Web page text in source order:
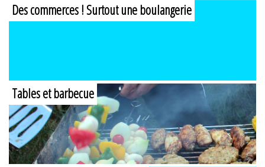
Des commerces ! Surtout une boulangerie
Tables et barbecue